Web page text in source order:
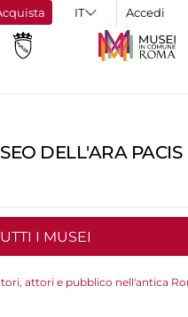
Accedi
DELL'ARA PACIS
I MUSEI
attori e pubblico nell'antica